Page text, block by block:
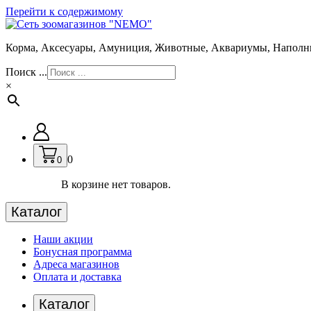
Перейти к содержимому
Корма, Аксесуары, Амуниция, Животные, Аквариумы,
Поиск ...
×
0 0
В корзине нет товаров.
Каталог
Наши акции
Бонусная программа
Адреса магазинов
Оплата и доставка
Каталог